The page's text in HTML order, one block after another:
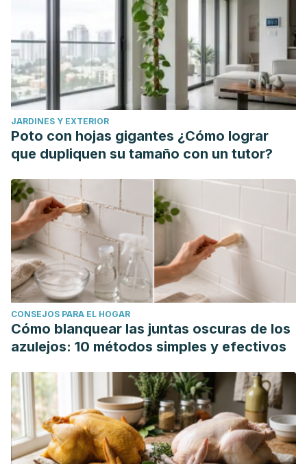
https://www.aans.org/patients/conditions-
treatments/cerebrovascular-disease/
Caprio, F. Z., & Sorond, F. A. (2019). Cerebrovascular
disease: primary and secondary stroke
prevention.Medical Clinics,103 (2), 295-308.
https://www.medical.theclinics.com/article/S0025-
7125(18)30123-8/abstract
Khaku, A. S., & Tadi, P. (2017). Cerebrovascular disease.
https://pubmed.ncbi.nlm.nih.gov/28613677/
Gutiérrez-Zúñiga, R., Fuentes, B., & Díez-Tejedor, E. (2019).
Ictus isquémico. Infarto cerebral y ataque isquémico
transitorio.
Medicine-Programa de Formación Médica
Continuada Acreditado,12
(70), 4085-4096.
https://www.sciencedirect.com/science/article/pii/
Lemus Fajardo, N. M., Linares Cánovas, L. P., Lazo Herrera,
L. A., & Linares Cánovas, L. B. (2019). Caracterización de
adultos mayores con ictus.
304-314. http://scielo.sld.cu/pdf/amdc/v13n3/2709-7927-
amdc-13-03-304.pdf
Marko, M., Posekany, A., Szabo, S., Scharer, S., Kiechl, S.,
Knoflach, M., ... & Austrian Stroke Unit Registry
Collaborators. (2020). Trends of r-tPA (recombinant tissue-
type plasminogen activator) treatment and treatment-
influencing factors in acute ischemic stroke.Stroke 51(4),
JARDINES Y EXTERIOR
Poto con hojas gigantes ¿Cómo lograr
que dupliquen su tamaño con un tutor?
CONSEJOS PARA EL HOGAR
Cómo blanquear las juntas oscuras de los
azulejos: 10 métodos simples y efectivos